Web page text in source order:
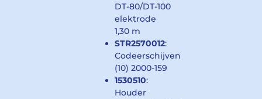
DT-80/DT-100
elektrode
1,30 m
STR2570012:
Codeerschijven
(10) 2000-159
1530510:
Houder